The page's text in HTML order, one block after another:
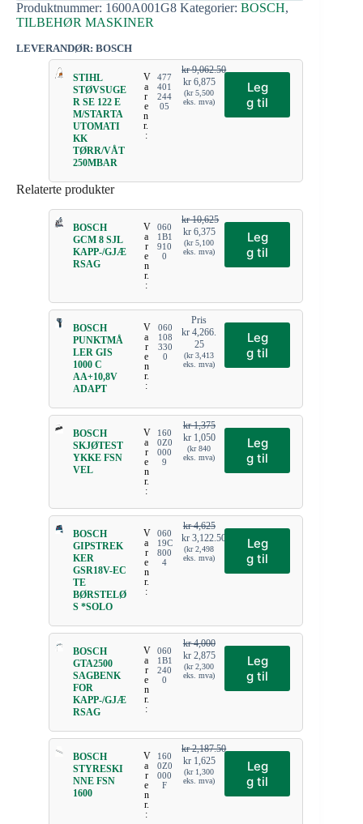
Produktnummer: 1600A001G8 Kategorier: BOSCH,
TILBEHØR MASKINER
LEVERANDØR: BOSCH
STIHL
STØVSUGE
R SE 122 E
M/STARTA
UTOMATI
KK
TØRR/VÅT
250MBAR
V
a
r
e
n
r.
:
477
401
244
05
kr9,062.50
kr6,875
(kr5,500
eks. mva)
Leg
g til
Relaterte produkter
BOSCH
GCM 8 SJL
KAPP-/GJÆ
RSAG
V
a
r
e
n
r.
:
060
1B1
910
0
kr10,625
kr6,375
(kr5,100
eks. mva)
Leg
g til
BOSCH
PUNKTMÅ
LER GIS
1000 C
AA+10,8V
ADAPT
V
a
r
e
n
r.
:
060
108
330
0
Pris
kr 4,266.
25
(kr3,413
eks. mva)
Leg
g til
BOSCH
SKJØTEST
YKKE FSN
VEL
V
a
r
e
n
r.
:
160
0Z0
000
9
kr1,375
kr1,050
(kr840
eks. mva)
Leg
g til
BOSCH
GIPSTREK
KER
GSR18V-EC
TE
BØRSTELØ
S *SOLO
V
a
r
e
n
r.
:
060
19C
800
4
kr4,625
kr 3,122.50
(kr2,498
eks. mva)
Leg
g til
BOSCH
GTA2500
SAGBENK
FOR
KAPP-/GJÆ
RSAG
V
a
r
e
n
r.
:
060
1B1
240
0
kr4,000
kr2,875
(kr2,300
eks. mva)
Leg
g til
BOSCH
STYRESKI
NNE FSN
1600
V
a
r
e
n
r.
:
160
0Z0
000
F
kr2,187.50
kr1,625
(kr1,300
eks. mva)
Leg
g til